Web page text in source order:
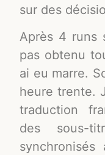
sur des
Après 4 runs
pas obtenu
ai eu marre.
heure trente.
traduction
des sous-
synchronisés